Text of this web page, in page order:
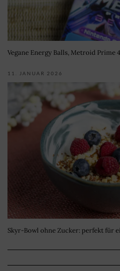
Vegane Energy Balls, Metroid Prime
11. JANUAR 2026
Skyr-Bowl ohne Zucker: perfekt für